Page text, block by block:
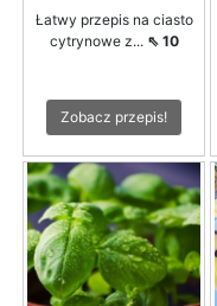
Łatwy przepis na ciasto
cytrynowe z... ⇖ 10
Zobacz przepis!